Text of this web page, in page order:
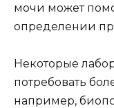
мочи может
определении
Некоторые
потребовать
например,